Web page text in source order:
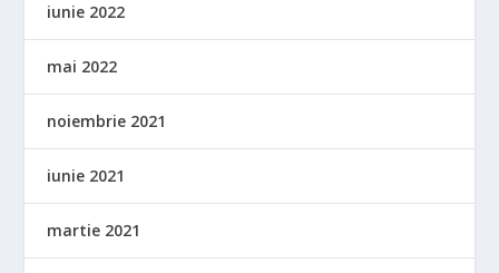
iunie 2022
mai 2022
noiembrie 2021
iunie 2021
martie 2021